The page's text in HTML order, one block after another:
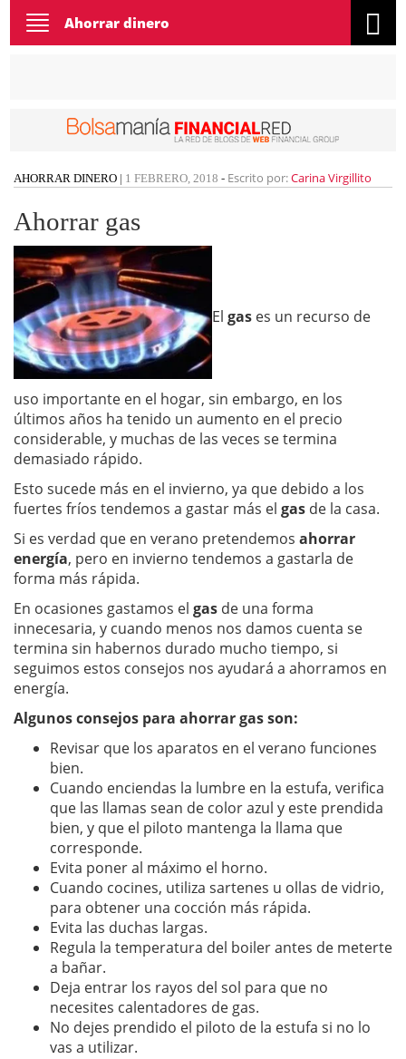
Toggle
navigation
Ahorrar dinero
AHORRAR DINERO | 1 FEBRERO, 2018 - Escrito por:Carina Virgillito
Ahorrar gas
El gas es un recurso de
uso importante en el hogar, sin embargo, en los
últimos años ha tenido un aumento en el precio
considerable, y muchas de las veces se termina
demasiado rápido.
Esto sucede más en el invierno, ya que debido a los
fuertes fríos tendemos a gastar más el gas de la casa.
Si es verdad que en verano pretendemos ahorrar
energía, pero en invierno tendemos a gastarla de
forma más rápida.
En ocasiones gastamos el gas de una forma
innecesaria, y cuando menos nos damos cuenta se
termina sin habernos durado mucho tiempo, si
seguimos estos consejos nos ayudará a ahorramos en
energía.
Algunos consejos para ahorrar gas son:
Revisar que los aparatos en el verano funciones
bien.
Cuando enciendas la lumbre en la estufa, verifica
que las llamas sean de color azul y este prendida
bien, y que el piloto mantenga la llama que
corresponde.
Evita poner al máximo el horno.
Cuando cocines, utiliza sartenes u ollas de vidrio,
para obtener una cocción más rápida.
Evita las duchas largas.
Regula la temperatura del boiler antes de meterte
a bañar.
Deja entrar los rayos del sol para que no
necesites calentadores de gas.
No dejes prendido el piloto de la estufa si no lo
vas a utilizar.